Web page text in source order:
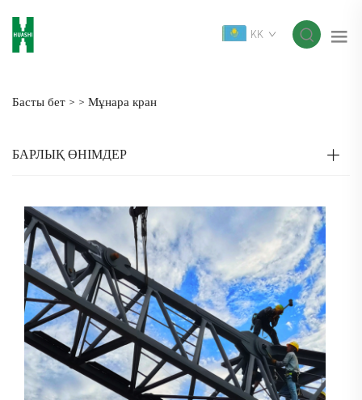
KK
Басты бет > > Мұнара кран
БАРЛЫҚ ӨНІМДЕР